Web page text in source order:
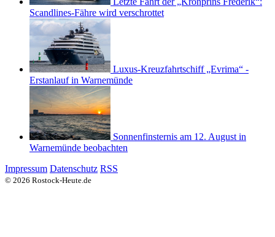
Scandlines-Fähre wird verschrottet
Luxus-Kreuzfahrtschiff „Evrima“ -
Erstanlauf in Warnemünde
Sonnenfinsternis am 12. August in
Warnemünde beobachten
Impressum Datenschutz RSS
© 2026 Rostock-Heute.de